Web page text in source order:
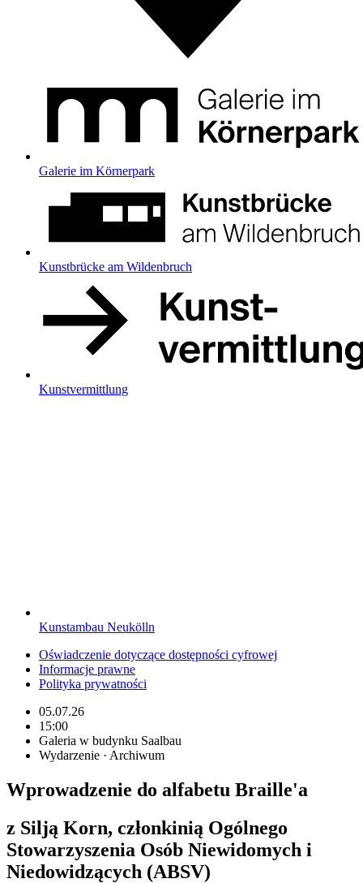
Galerie im Körnerpark
Kunstbrücke am Wildenbruch
Kunstvermittlung
Kunstambau Neukölln
Oświadczenie dotyczące dostępności cyfrowej
Informacje prawne
Polityka prywatności
05.07.26
15:00
Galeria w budynku Saalbau
Wydarzenie · Archiwum
Wprowadzenie do alfabetu Braille'a
z Silją Korn, członkinią Ogólnego
Stowarzyszenia Osób Niewidomych i
Niedowidzących (ABSV)